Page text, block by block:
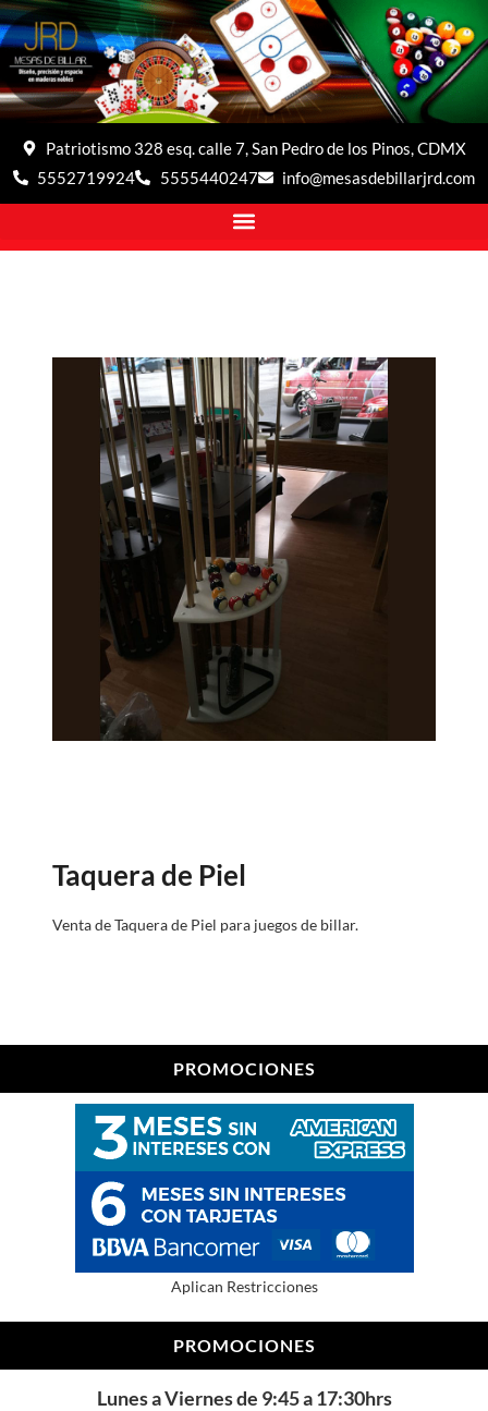
Patriotismo 328 esq. calle 7, San Pedro de los Pinos, CDMX
5552719924
5555440247 info@mesasdebillarjrd.com
PROMOCIONES
Aplican Restricciones
PROMOCIONES
Lunes a Viernes de 9:45 a 17:30hrs
Taquera de Piel
Venta de Taquera de Piel para juegos de billar.